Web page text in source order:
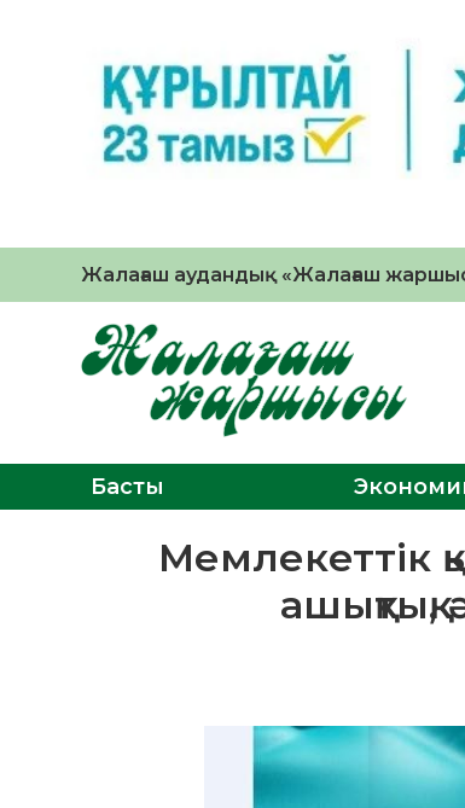
Жалағаш аудандық «Жалағаш
Басты
Мемлекеттік
ашықтық,